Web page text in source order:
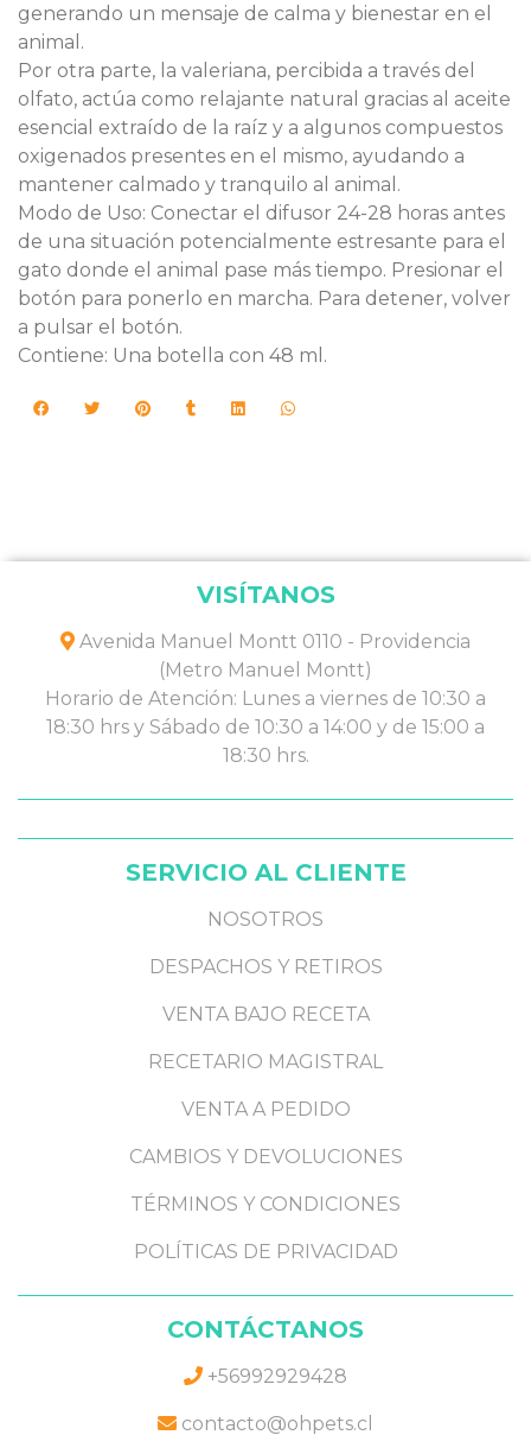
generando un mensaje de calma y bienestar en el
animal.
Por otra parte, la valeriana, percibida a través del
olfato, actúa como relajante natural gracias al aceite
esencial extraído de la raíz y a algunos compuestos
oxigenados presentes en el mismo, ayudando a
mantener calmado y tranquilo al animal.
Modo de Uso: Conectar el difusor 24-28 horas antes
de una situación potencialmente estresante para el
gato donde el animal pase más tiempo. Presionar el
botón para ponerlo en marcha. Para detener, volver
a pulsar el botón.
Contiene: Una botella con 48 ml.
VISÍTANOS
Avenida Manuel Montt 0110 - Providencia
(Metro Manuel Montt)
Horario de Atención: Lunes a viernes de 10:30 a
18:30 hrs y Sábado de 10:30 a 14:00 y de 15:00 a
18:30 hrs.
SERVICIO AL CLIENTE
NOSOTROS
DESPACHOS Y RETIROS
VENTA BAJO RECETA
RECETARIO MAGISTRAL
VENTA A PEDIDO
CAMBIOS Y DEVOLUCIONES
TÉRMINOS Y CONDICIONES
POLÍTICAS DE PRIVACIDAD
CONTÁCTANOS
+56992929428
contacto@ohpets.cl